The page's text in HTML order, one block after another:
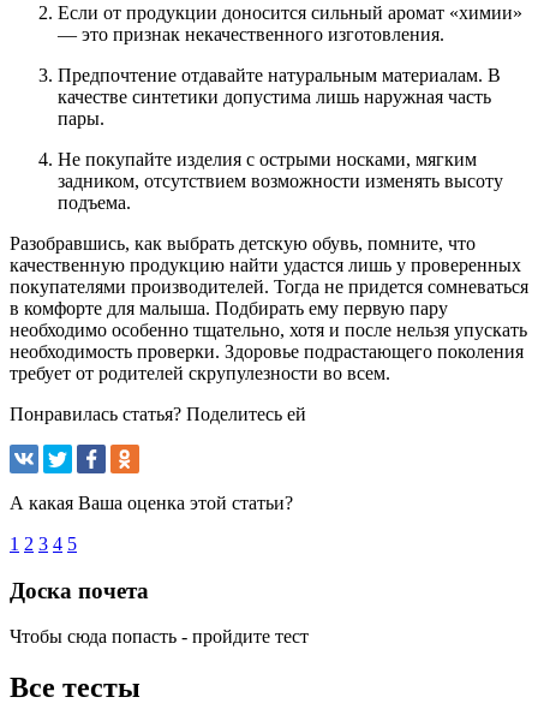
Если от продукции доносится сильный аромат «химии»
— это признак некачественного изготовления.
Предпочтение отдавайте натуральным материалам. В
качестве синтетики допустима лишь наружная часть
пары.
Не покупайте изделия с острыми носками, мягким
задником, отсутствием возможности изменять высоту
подъема.
Разобравшись, как выбрать детскую обувь, помните, что
качественную продукцию найти удастся лишь у проверенных
покупателями производителей. Тогда не придется сомневаться
в комфорте для малыша. Подбирать ему первую пару
необходимо особенно тщательно, хотя и после нельзя упускать
необходимость проверки. Здоровье подрастающего поколения
требует от родителей скрупулезности во всем.
Понравилась статья? Поделитесь ей
А какая Ваша оценка этой статьи?
1 2 3 4 5
Доска почета
Чтобы сюда попасть - пройдите тест
Все тесты